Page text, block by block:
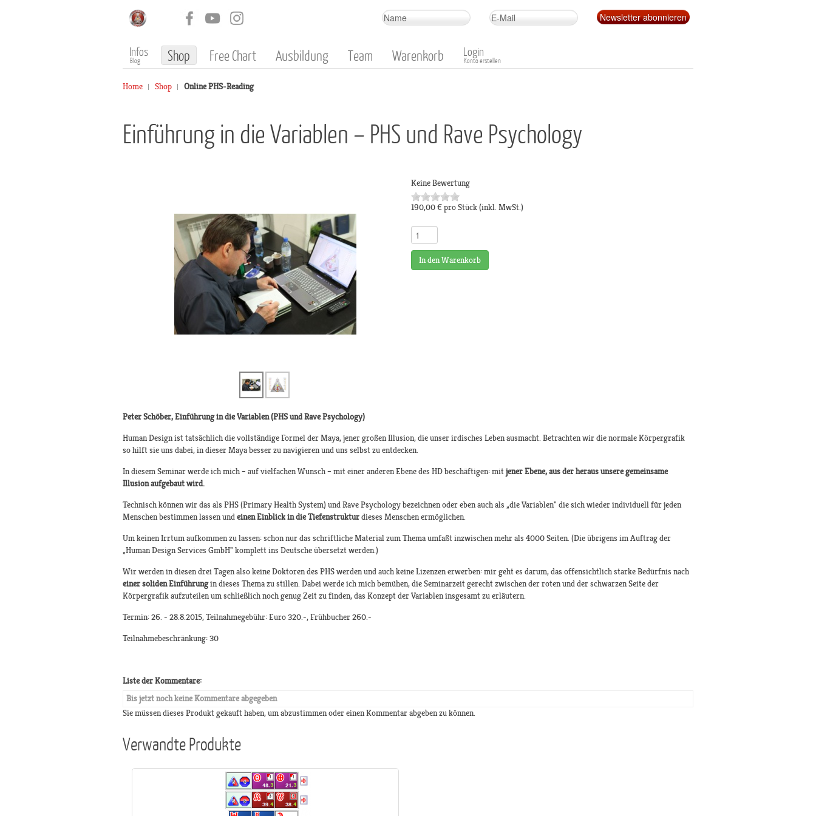
Infos
Blog Shop Free Chart Ausbildung Team Warenkorb Login
Konto erstellen
Home Shop Online PHS-Reading
Einführung in die Variablen – PHS und Rave Psychology
Keine Bewertung
190,00 €pro Stück(inkl. MwSt.)
In den Warenkorb
Peter Schöber, Einführung in die Variablen (PHS und Rave Psychology)
Human Design ist tatsächlich die vollständige Formel der Maya, jener großen Illusion, die unser irdisches Leben ausmacht. Betrachten wir die normale Körpergrafik
so hilft sie uns dabei, in dieser Maya besser zu navigieren und uns selbst zu entdecken.
In diesem Seminar werde ich mich – auf vielfachen Wunsch – mit einer anderen Ebene des HD beschäftigen: mitjener Ebene, aus der heraus unsere gemeinsame
Illusion aufgebaut wird.
Technisch können wir das als PHS (Primary Health System) und Rave Psychology bezeichnen oder eben auch als „die Variablen" die sich wieder individuell für jeden
Menschen bestimmen lassen undeinen Einblick in die Tiefenstrukturdieses Menschen ermöglichen.
Um keinen Irrtum aufkommen zu lassen: schon nur das schriftliche Material zum Thema umfaßt inzwischen mehr als 4000 Seiten. (Die übrigens im Auftrag der
„Human Design Services GmbH" komplett ins Deutsche übersetzt werden.)
Wir werden in diesen drei Tagen also keine Doktoren des PHS werden und auch keine Lizenzen erwerben: mir geht es darum, das offensichtlich starke Bedürfnis nach
einer soliden Einführungin dieses Thema zu stillen. Dabei werde ich mich bemühen, die Seminarzeit gerecht zwischen der roten und der schwarzen Seite der
Körpergrafik aufzuteilen um schließlich noch genug Zeit zu finden, das Konzept der Variablen insgesamt zu erläutern.
Termin: 26. - 28.8.2015, Teilnahmegebühr: Euro 320.-, Frühbucher 260.-
Teilnahmebeschränkung: 30
Liste der Kommentare:
Bis jetzt noch keine Kommentare abgegeben
Sie müssen dieses Produkt gekauft haben, um abzustimmen oder einen Kommentar abgeben zu können.
Verwandte Produkte